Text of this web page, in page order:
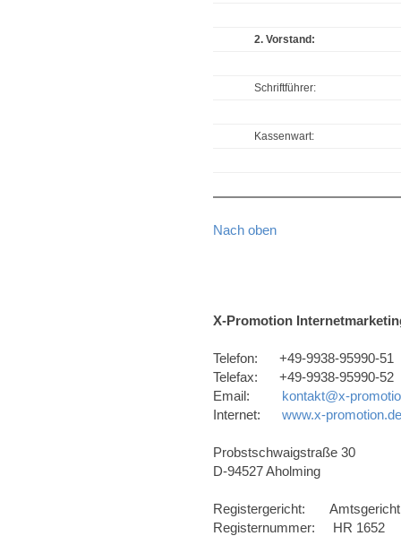
2. Vorstand:
Schriftführer:
Kassenwart:
Nach oben
X-Promotion
Telefon: +49-9938-95990-51
Telefax: +49-9938-95990-52
Email: kontakt@x-
Internet: www.x-promotion.de
Probstschwaigstraße 30
D-94527 Aholming
Registergericht: Amtsgericht
Registernummer: HR 1652